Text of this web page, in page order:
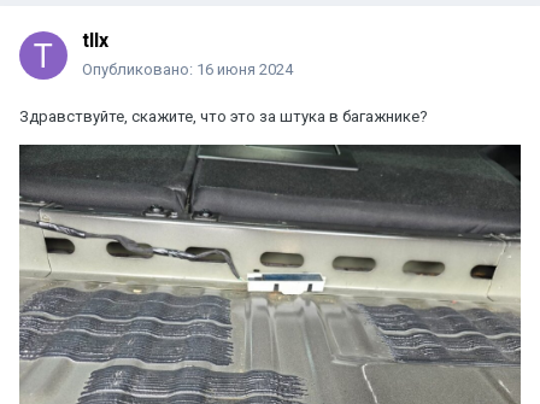
tIIx
Опубликовано: 16 июня 2024
Здравствуйте, скажите, что это за штука в багажнике?